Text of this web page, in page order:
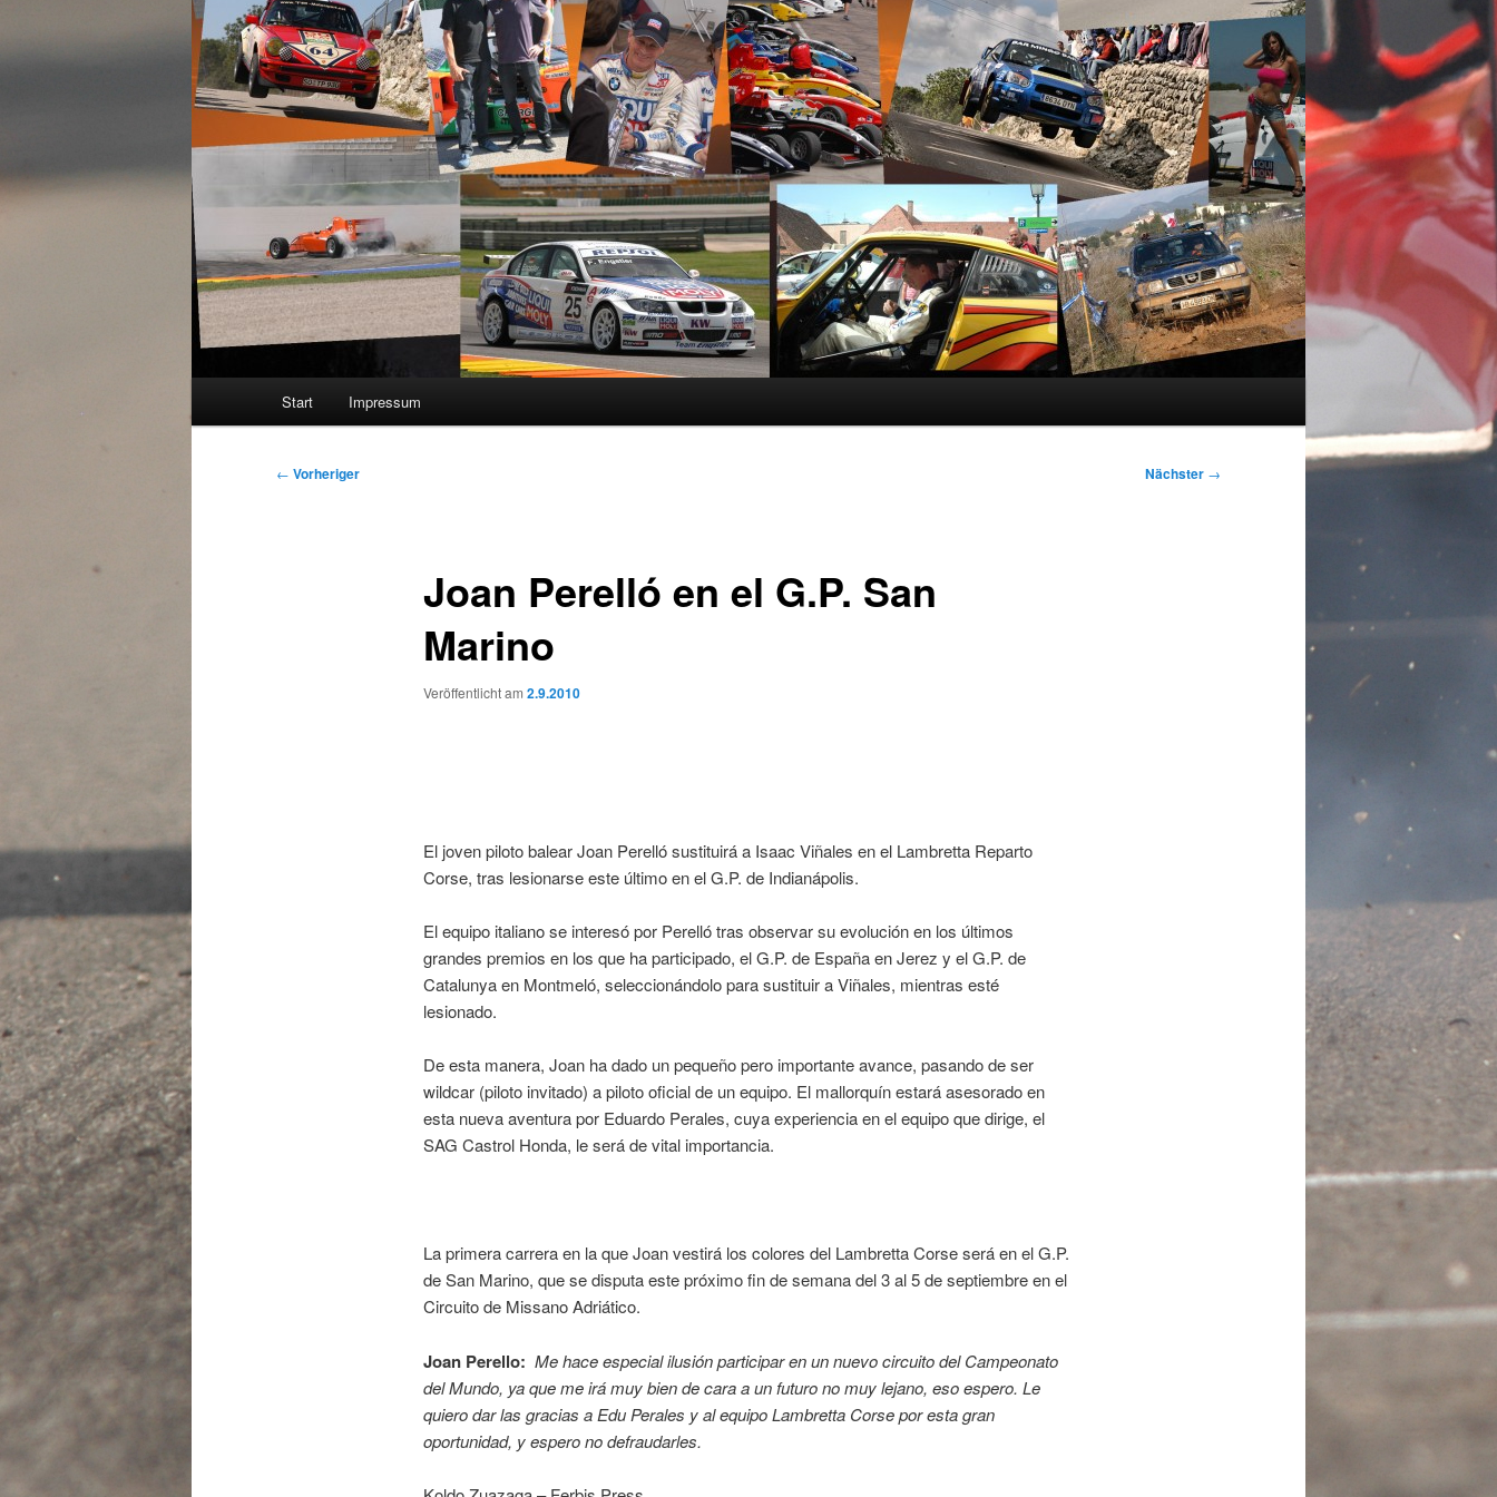
Start Impressum
Beitragsnavigation
← Vorheriger Nächster →
Joan Perelló en el G.P. San
Marino
Veröffentlicht am 2.9.2010
El joven piloto balear Joan Perelló sustituirá a Isaac Viñales en el Lambretta Reparto
Corse, tras lesionarse este último en el G.P. de Indianápolis.
El equipo italiano se interesó por Perelló tras observar su evolución en los últimos
grandes premios en los que ha participado, el G.P. de España en Jerez y el G.P. de
Catalunya en Montmeló, seleccionándolo para sustituir a Viñales, mientras esté
lesionado.
De esta manera, Joan ha dado un pequeño pero importante avance, pasando de ser
wildcar (piloto invitado) a piloto oficial de un equipo. El mallorquín estará asesorado en
esta nueva aventura por Eduardo Perales, cuya experiencia en el equipo que dirige, el
SAG Castrol Honda, le será de vital importancia.
La primera carrera en la que Joan vestirá los colores del Lambretta Corse será en el G.P.
de San Marino, que se disputa este próximo fin de semana del 3 al 5 de septiembre en el
Circuito de Missano Adriático.
Joan Perello:  Me hace especial ilusión participar en un nuevo circuito del Campeonato
del Mundo, ya que me irá muy bien de cara a un futuro no muy lejano, eso espero. Le
quiero dar las gracias a Edu Perales y al equipo Lambretta Corse por esta gran
oportunidad, y espero no defraudarles.